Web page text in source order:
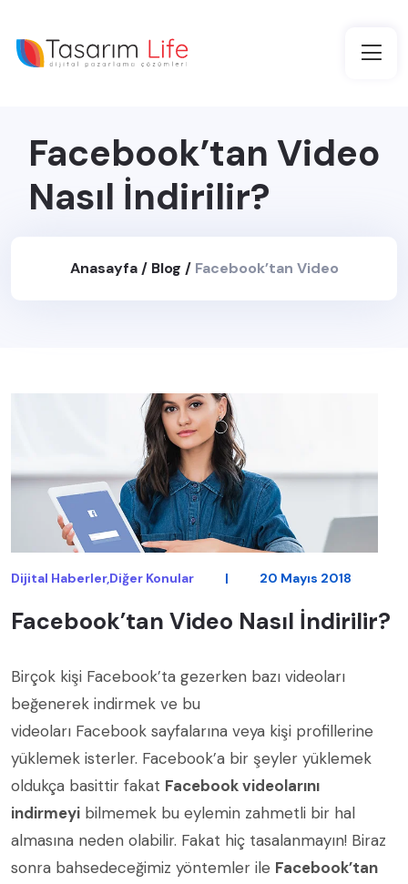
Facebook’tan Video
Nasıl İndirilir?
Anasayfa / Blog / Facebook’tan Video
Dijital Haberler,Diğer Konular | 20 Mayıs 2018
Facebook’tan Video Nasıl İndirilir?
Birçok kişi Facebook’ta gezerken bazı videoları
beğenerek indirmek ve bu
videoları Facebook sayfalarına veya kişi profillerine
yüklemek isterler. Facebook’a bir şeyler yüklemek
oldukça basittir fakat Facebook videolarını
indirmeyi bilmemek bu eylemin zahmetli bir hal
almasına neden olabilir. Fakat hiç tasalanmayın! Biraz
sonra bahsedeceğimiz yöntemler ile Facebook’tan